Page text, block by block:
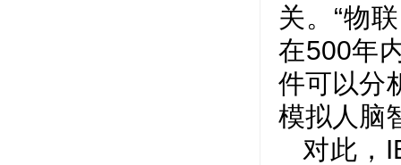
关。“物
在500年
件可以分
模拟人脑
对此，